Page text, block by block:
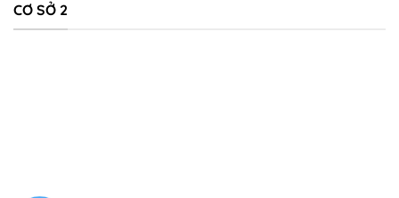
CƠ SỞ 2